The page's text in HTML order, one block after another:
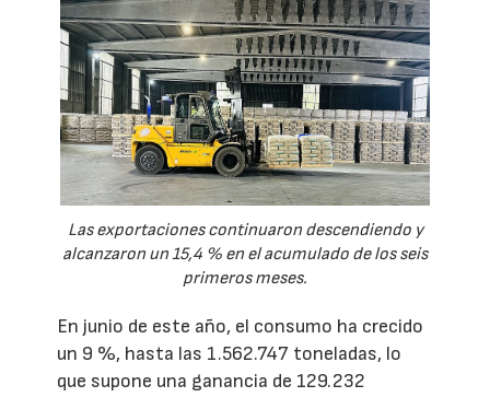
Las exportaciones continuaron descendiendo y
alcanzaron un 15,4 % en el acumulado de los seis
primeros meses.
En junio de este año, el consumo ha crecido
un 9 %, hasta las 1.562.747 toneladas, lo
que supone una ganancia de 129.232